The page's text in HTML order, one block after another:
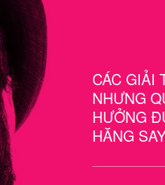
CÁC GIẢI
NHƯNG
HƯỞNG
HĂNG